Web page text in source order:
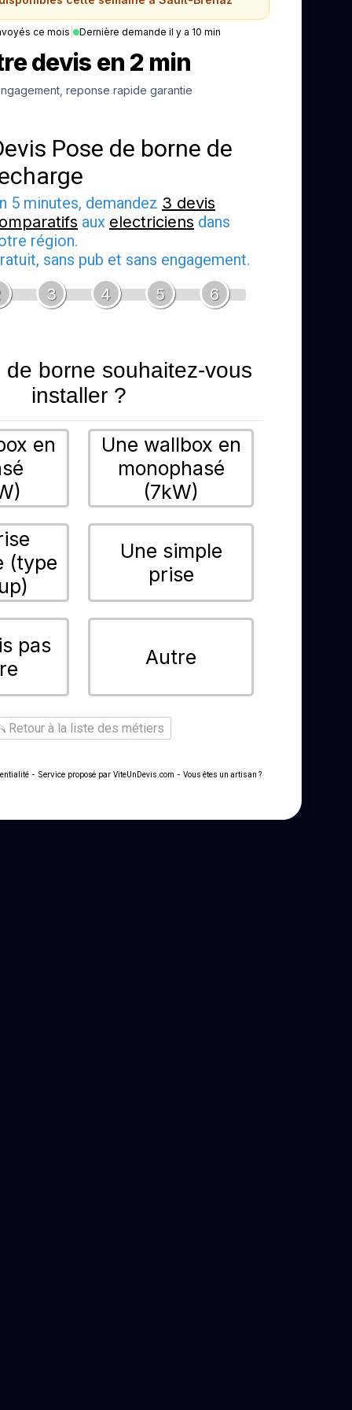
ce mois Dernière demande il y a 10 min
devis en 2 min
reponse rapide garantie
Pose de borne de
5 minutes, demandez 3 devis
aux electriciens dans
région.
sans pub et sans engagement.
3 4 5 6
de borne souhaitez-vous
installer ?
en
Une wallbox en
monophasé
(7kW)
(type
Une simple
prise
pas
Autre
Retour à la liste des métiers
- Service proposé par ViteUnDevis.com - Vous êtes un artisan ?